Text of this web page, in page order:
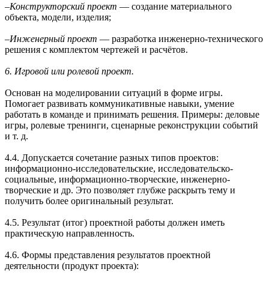
‒Конструкторский проект — создание материального
объекта, модели, изделия;
‒Инженерный проект — разработка инженерно-технического
решения с комплектом чертежей и расчётов.
6. Игровой или ролевой проект.
Основан на моделировании ситуаций в форме игры.
Помогает развивать коммуникативные навыки, умение
работать в команде и принимать решения. Примеры: деловые
игры, ролевые тренинги, сценарные реконструкции событий
и т. д.
4.4. Допускается сочетание разных типов проектов:
информационно-исследовательские, исследовательско-
социальные, информационно-творческие, инженерно-
творческие и др. Это позволяет глубже раскрыть тему и
получить более оригинальный результат.
4.5. Результат (итог) проектной работы должен иметь
практическую направленность.
4.6. Формы представления результатов проектной
деятельности (продукт проекта):